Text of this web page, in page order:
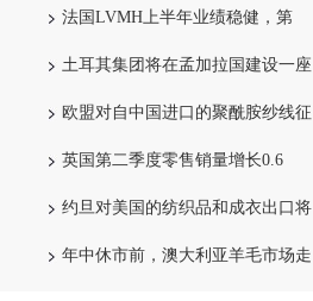
法国LVMH上半年业绩稳健，第
土耳其集团将在孟加拉国建设一座
欧盟对自中国进口的聚酰胺纱线征
英国第二季度零售销量增长0.6
约旦对美国的纺织品和成衣出口将
年中休市前，澳大利亚羊毛市场走